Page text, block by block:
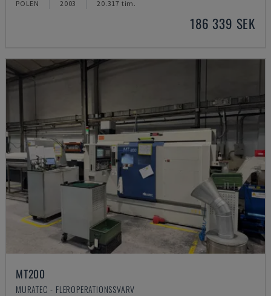
POLEN 2003 20.317 tim.
186 339 SEK
MT200
MURATEC - FLEROPERATIONSSVARV